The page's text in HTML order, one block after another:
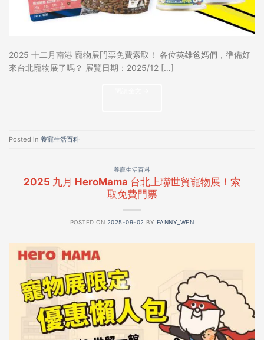
2025 十二月南港 寵物展門票免費索取！ 各位英雄爸媽們，準備好
來台北寵物展了嗎？ 展覽日期：2025/12 […]
Posted in 養寵生活百科
養寵生活百科
2025 九月 HeroMama 台北上聯世貿寵物展！索
取免費門票
POSTED ON 2025-09-02 BY FANNY_WEN